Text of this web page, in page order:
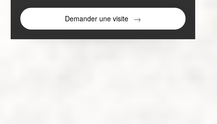
Demander une visite